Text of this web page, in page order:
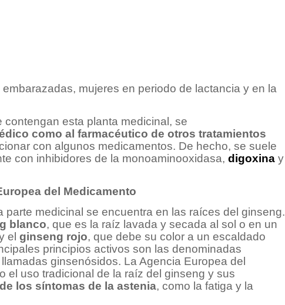
mujeres en periodo de lactancia y en la
esta planta medicinal, se
como al farmacéutico de otros tratamientos
con algunos medicamentos. De hecho, se suele
con inhibidores de la monoaminooxidasa, digoxina y
del Medicamento
parte medicinal se encuentra en las raíces del ginseng.
blanco, que es la raíz lavada y secada al sol o en un
el ginseng rojo, que debe su color a un escaldado
principios activos son las denominadas
ginsenósidos. La Agencia Europea del
el uso tradicional de la raíz del ginseng y sus
los síntomas de la astenia, como la fatiga y la